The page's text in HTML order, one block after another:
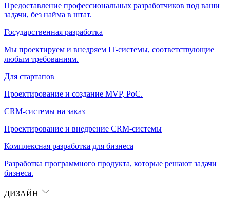
Предоставление профессиональных разработчиков под ваши
задачи, без найма в штат.
Государственная разработка
Мы проектируем и внедряем IT-системы, соответствующие
любым требованиям.
Для стартапов
Проектирование и создание MVP, PoC.
CRM-системы на заказ
Проектирование и внедрение CRM-системы
Комплексная разработка для бизнеса
Разработка программного продукта, которые решают задачи
бизнеса.
ДИЗАЙН